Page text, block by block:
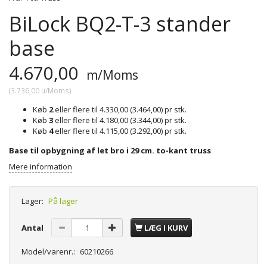
BiLock BQ2-T-3 stander
base
4.670,00 m/Moms
(3.736,00 u/Moms)
Køb 2eller flere til 4.330,00(3.464,00)pr stk.
Køb 3eller flere til 4.180,00(3.344,00)pr stk.
Køb 4eller flere til 4.115,00(3.292,00)pr stk.
Base til opbygning af let bro i 29 cm. to-kant truss
Mere information
Lager: På lager
Antal LÆG I KURV
Model/varenr.: 60210266